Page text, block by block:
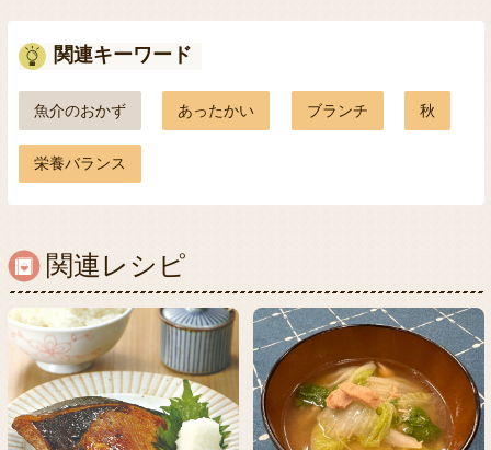
関連キーワード
魚介のおかず あったかい ブランチ 秋
栄養バランス
関連レシピ